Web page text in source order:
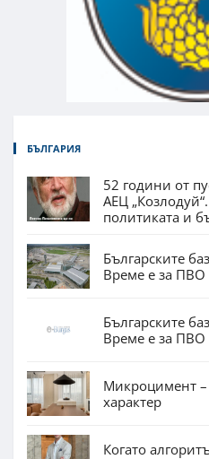
БЪЛГАРИЯ
52 години от
АЕЦ
политиката и
Българските
Време е за ПВО
Българските
Време е за ПВО
Микроцимент
характер
Когато